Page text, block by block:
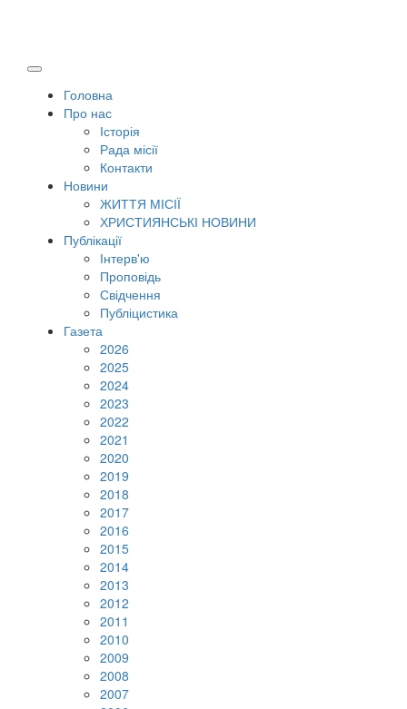
Головна
Про нас
Історія
Рада місії
Контакти
Новини
ЖИТТЯ МІСІЇ
ХРИСТИЯНСЬКІ НОВИНИ
Публікації
Інтерв'ю
Проповідь
Свідчення
Публіцистика
Газета
2026
2025
2024
2023
2022
2021
2020
2019
2018
2017
2016
2015
2014
2013
2012
2011
2010
2009
2008
2007